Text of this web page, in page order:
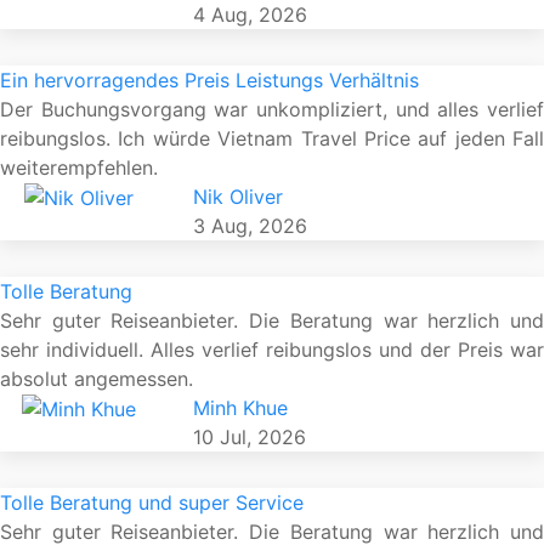
4 Aug, 2026
Ein hervorragendes Preis Leistungs Verhältnis
Der Buchungsvorgang war unkompliziert, und alles verlief
reibungslos. Ich würde Vietnam Travel Price auf jeden Fall
weiterempfehlen.
Nik Oliver
3 Aug, 2026
Tolle Beratung
Sehr guter Reiseanbieter. Die Beratung war herzlich und
sehr individuell. Alles verlief reibungslos und der Preis war
absolut angemessen.
Minh Khue
10 Jul, 2026
Tolle Beratung und super Service
Sehr guter Reiseanbieter. Die Beratung war herzlich und